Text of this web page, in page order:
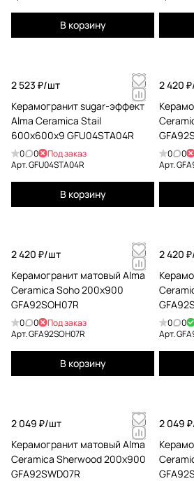
В корзину
2 523 ₽/шт
Керамогранит sugar-эффект
Alma Ceramica Stail
600x600x9 GFU04STA04R
0 0
Под заказ
Арт.GFU04STA04R
В корзину
2 420
0 0
Арт.
2 420 ₽/шт
Керамогранит матовый Alma
Ceramica Soho 200x900
GFA92SOH07R
0 0
Под заказ
Арт.GFA92SOH07R
В корзину
2 420
0 0
Арт.
2 049 ₽/шт
Керамогранит матовый Alma
Ceramica Sherwood 200x900
GFA92SWD07R
2 049